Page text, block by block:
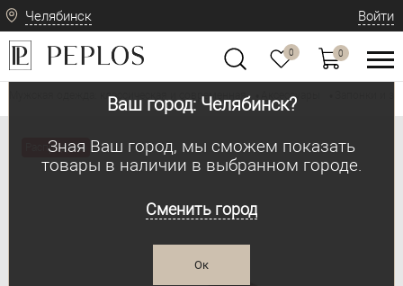
Челябинск
Ваш город: Челябинск?
Зная Ваш город, мы сможем показать
товары в наличии в выбранном городе.
Сменить город
Ок
Войти
0 0
Мужская одежда: классическая и современная Аксессуары
Распродажа